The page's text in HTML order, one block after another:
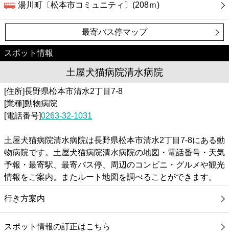
湯川町〔松本市コミュニティ〕(208ｍ)
最寄バス停マップ
スポット情報
土屋犬猫病院清水病院
[住所]長野県松本市清水2丁目7-8
[業種]動物病院
[電話番号]0263-32-1031
土屋犬猫病院清水病院は長野県松本市清水2丁目7-8にある動
物病院です。土屋犬猫病院清水病院の地図・電話番号・天気
予報・最寄駅、最寄バス停、周辺のコンビニ・グルメや観光
情報をご案内。またルート地図を調べることができます。
行き方案内
スポット情報の訂正はこちら